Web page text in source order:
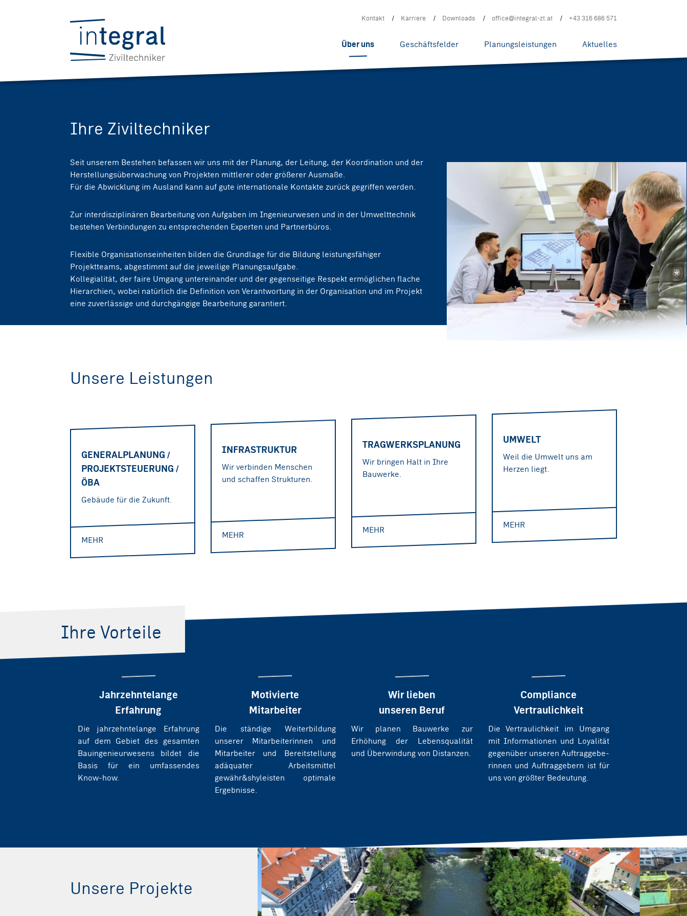
Kontakt Karriere Downloads office@integral-zt.at +43 316 686 571
Über uns Geschäftsfelder Planungsleistungen Aktuelles
Ihre Ziviltechniker
Seit unserem Bestehen befassen wir uns mit der Planung, der Leitung, der Koordination und der
Herstellungsüberwachung von Projekten mittlerer oder größerer Ausmaße.
Für die Abwicklung im Ausland kann auf gute internationale Kontakte zurück gegriffen werden.
Zur interdisziplinären Bearbeitung von Aufgaben im Ingenieurwesen und in der Umwelttechnik
bestehen Verbindungen zu entsprechenden Experten und Partnerbüros.
Flexible Organisationseinheiten bilden die Grundlage für die Bildung leistungsfähiger
Projektteams, abgestimmt auf die jeweilige Planungsaufgabe.
Kollegialität, der faire Umgang untereinander und der gegenseitige Respekt ermöglichen flache
Hierarchien, wobei natürlich die Definition von Verantwortung in der Organisation und im Projekt
eine zuverlässige und durchgängige Bearbeitung garantiert.
Unsere Leistungen
GENERALPLANUNG /
PROJEKTSTEUERUNG /
ÖBA
Gebäude für die Zukunft.
MEHR
INFRASTRUKTUR
Wir verbinden Menschen
und schaffen Strukturen.
MEHR
TRAGWERKSPLANUNG
Wir bringen Halt in Ihre
Bauwerke.
MEHR
UMWELT
Weil die Umwelt uns am
Herzen liegt.
MEHR
Ihre Vorteile
Jahrzehntelange
Erfahrung
Die jahrzehntelange Erfahrung
auf dem Gebiet des gesamten
Bauingenieurwesens bildet die
Basis für ein umfassendes
Know-how.
Motivierte
Mitarbeiter
Die ständige Weiterbildung
unserer Mitarbeiterinnen und
Mitarbeiter und Bereitstellung
adäquater Arbeitsmittel
gewähr&shyleisten optimale
Ergebnisse.
Wir lieben
unseren Beruf
Wir planen Bauwerke zur
Erhöhung der Lebensqualität
und Überwindung von Distanzen.
Compliance
Vertraulichkeit
Die Vertraulichkeit im Umgang
mit Informationen und Loyalität
gegenüber unseren Auftraggebe-
rinnen und Auftraggebern ist für
uns von größter Bedeutung.
Unsere Projekte